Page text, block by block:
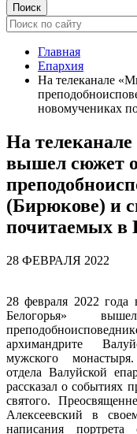
Поиск
Главная
Епархия
На телеканале
новомучениках
На
вышел сюжет
(Бирюкове) и
почитаемых в
28 ФЕВРАЛЯ 2022
28 февраля 2022 года
Белогорья»
архимандрите
мужского
отдела Валуйской
рассказал о событиях
святого.
Алексеевский в
написания портрета